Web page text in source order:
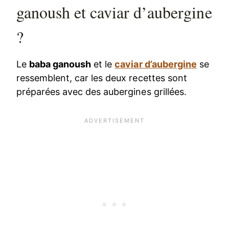
ganoush et caviar d’aubergine
?
Le baba ganoush et lecaviar d’aubergine se
ressemblent, car les deux recettes sont
préparées avec des aubergines grillées.